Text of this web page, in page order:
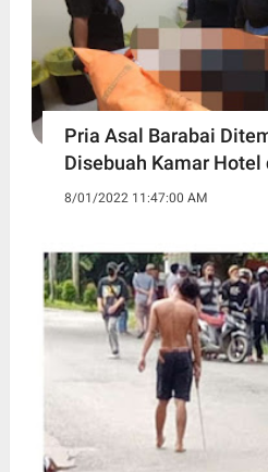
Pria Asal Barabai
Disebuah Kamar
8/01/2022 11:47:00 AM